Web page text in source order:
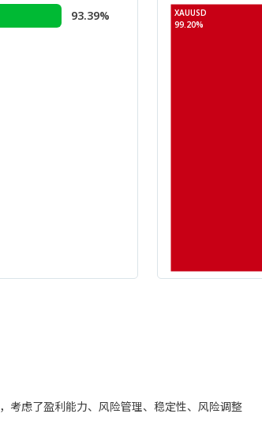
93.39%
XAUUSD
99.20%
考虑了盈利能力、风险管理、稳定性、风险调整